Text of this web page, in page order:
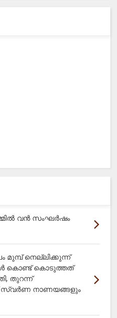
വൻ സംഘർഷം
മുമ്പ് നെല്ലിക്കുന്ന്
കൊണ്ട് കൊടുത്തത്
തുറന്ന്
സ്വർണ നാണയങ്ങളും